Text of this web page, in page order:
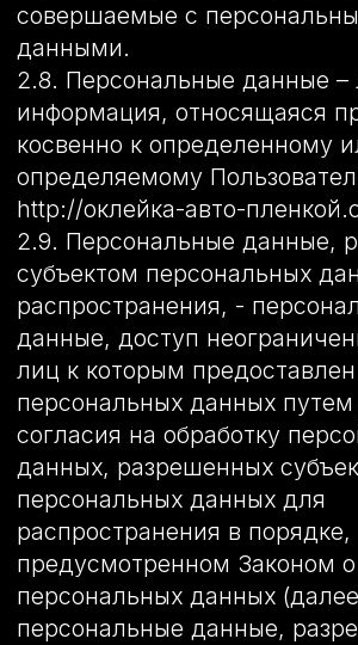
обнародование персональных данных в
средствах массовой информации,
размещение в информационно-
телекоммуникационных сетях или
предоставление доступа к
персональным данным каким-либо иным
способом.
2.13. Трансграничная передача
персональных данных – передача
персональных данных на территорию
иностранного государства органу власти
иностранного государства,
иностранному физическому или
иностранному юридическому лицу.
2.14. Уничтожение персональных данных
– любые действия, в результате которых
персональные данные уничтожаются
безвозвратно с невозможностью
дальнейшего восстановления
содержания персональных данных в
информационной системе персональных
данных и (или) уничтожаются
материальные носители персональных
данных.
3. Основные права и обязанности
Оператора 3.1. Оператор имеет право:
– получать от субъекта персональных
данных достоверные информацию и/или